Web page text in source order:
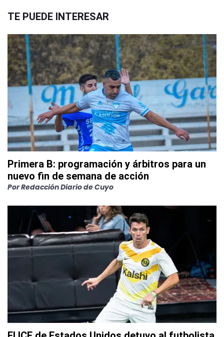
TE PUEDE INTERESAR
Primera B: programación y árbitros para un
nuevo fin de semana de acción
PorRedacción Diario de Cuyo